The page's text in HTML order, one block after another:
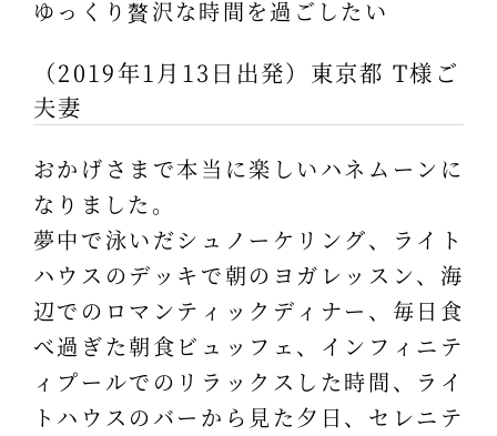
ゆっくり贅沢な時間を過ごしたい
（2019年1月13日出発）東京都 T様ご
夫妻
おかげさまで本当に楽しいハネムーンに
なりました。
夢中で泳いだシュノーケリング、ライト
ハウスのデッキで朝のヨガレッスン、海
辺でのロマンティックディナー、毎日食
べ過ぎた朝食ビュッフェ、インフィニテ
ィプールでのリラックスした時間、ライ
トハウスのバーから見た夕日、セレニテ